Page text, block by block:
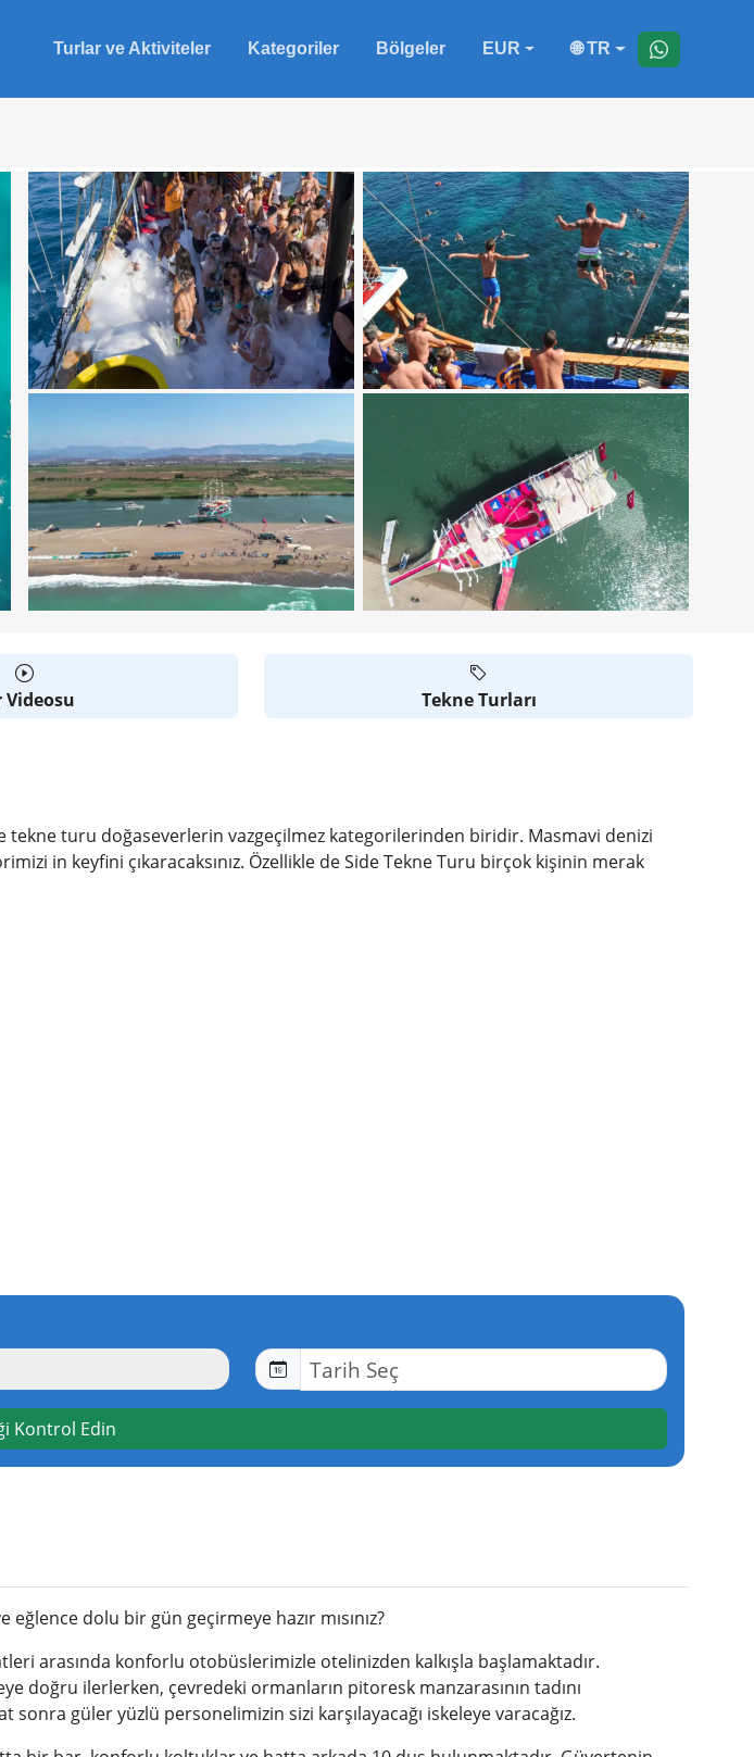
Turlar ve Aktiviteler Kategoriler Bölgeler EUR 🌐 TR
Videosu Tekne Turları
tekne turu doğaseverlerin vazgeçilmez kategorilerinden biridir. Masmavi denizi
in keyfini çıkaracaksınız. Özellikle de Side Tekne Turu birçok kişinin merak
Kontrol Edin
eğlence dolu bir gün geçirmeye hazır mısınız?
arasında konforlu otobüslerimizle otelinizden kalkışla başlamaktadır.
doğru ilerlerken, çevredeki ormanların pitoresk manzarasının tadını
sonra güler yüzlü personelimizin sizi karşılayacağı iskeleye varacağız.